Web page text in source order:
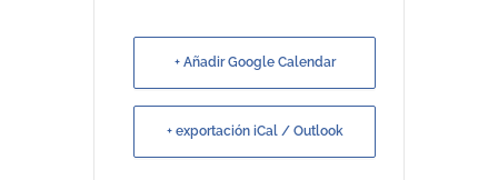
+ Añadir Google Calendar
+ exportación iCal / Outlook